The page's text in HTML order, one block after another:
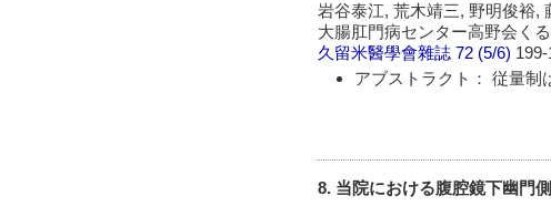
岩谷泰江, 荒木靖三, 野明俊裕,
大腸肛門病センター高野会く
久留米醫學會雜誌 72 (5/6)
アブストラクト： 従量制
8. 当院における腹腔鏡下幽門